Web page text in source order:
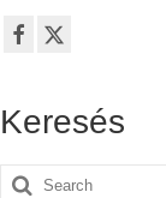
Keresés
Search